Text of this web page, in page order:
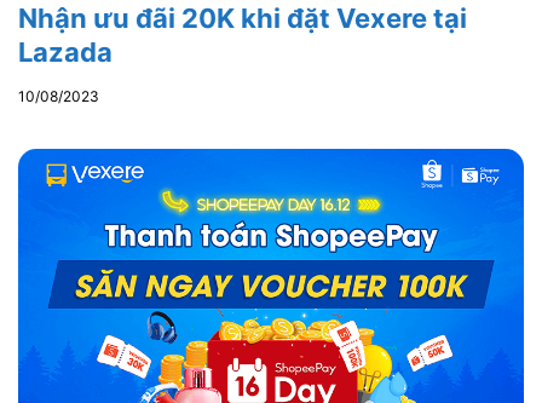
Nhận ưu đãi 20K khi đặt Vexere tại
Lazada
10/08/2023